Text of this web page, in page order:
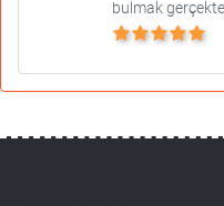
bulmak